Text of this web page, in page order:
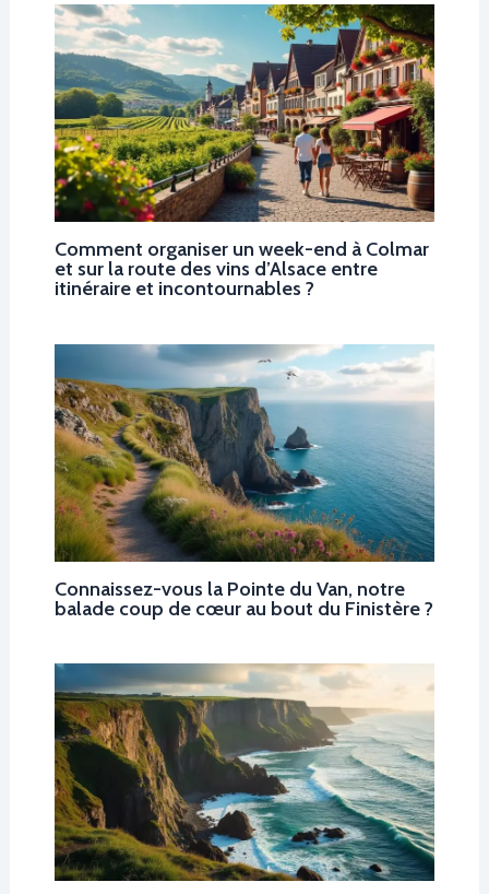
Comment organiser un week-end à Colmar
et sur la route des vins d’Alsace entre
itinéraire et incontournables ?
Connaissez-vous la Pointe du Van, notre
balade coup de cœur au bout du Finistère ?